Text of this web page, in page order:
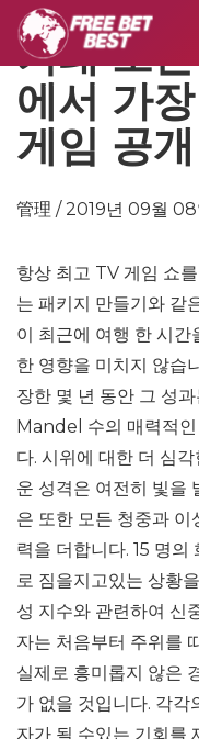
거래 또
에서 가
게임 공개
管理 / 2019년 09월 08
항상 최고 TV 게임 쇼
는 패키지 만들기와 같
이 최근에 여행 한 시
한 영향을 미치지 않습
장한 몇 년 동안 그 성
Mandel 수의 매력적인
다. 시위에 대한 더 심
운 성격은 여전히 ​​빛
은 또한 모든 청중과
력을 더합니다. 15 명
로 짐을지고있는 상황
성 지수와 관련하여 신
자는 처음부터 주위를
실제로 흥미롭지 않은
가 없을 것입니다. 각
자가 될 수있는 기회를